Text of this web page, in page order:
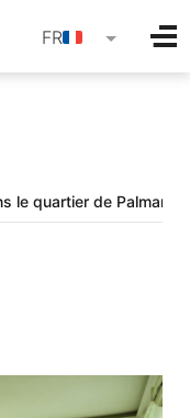
language
FR
le quartier de Palmarejo